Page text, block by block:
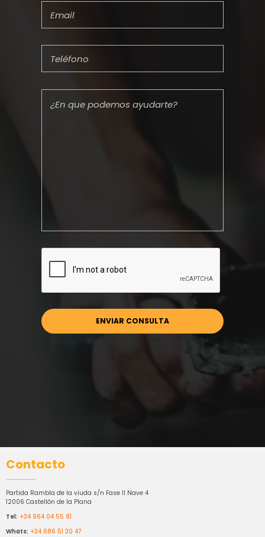
Contacto
Partida Rambla de la viuda s/n Fase II Nave 4
12006 Castellón de la Plana
Tel: +34 964 04 55 81
Whats: +34 686 51 30 47